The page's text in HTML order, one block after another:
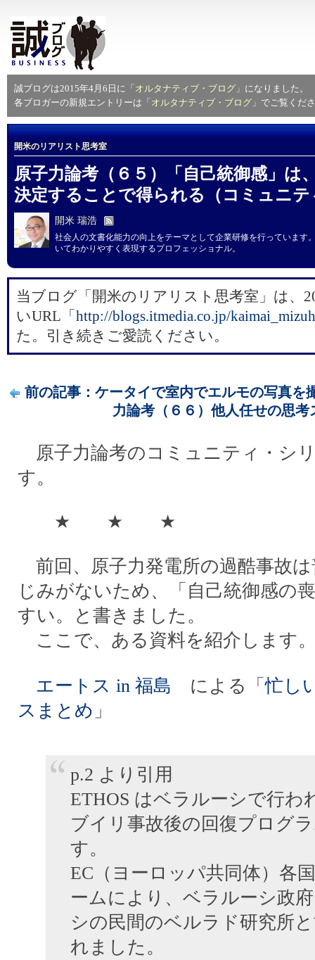
誠ブログは2015年4月6日に「 オルタナティブ・ブログ 」になりました。
各ブロガーの新規エントリーは「 オルタナティブ・ブログ 」でご覧くだ
開米のリアリスト思考室
原子力論考（６５）「自己統御感」は
決定することで得られる（コミュニ
開米 瑞浩
社会人の文書化能力の向上をテーマとして企業研修を行っています
いてわかりやすく表現するプロフェッショナル。
当ブログ「開米のリアリスト思考室」は、
いURL「 ​http://blogs.itmedia.co.jp/
た。引き続きご愛読ください。
前の記事：ケータイで室内でエルモの写真を
力論考（６６）他人任せの思考
原子力論考のコミュニティ・シ
す。
★ ★ ★
前回、原子力発電所の過酷事故
じみがないため、「自己統御感の
すい。と書きました。
ここで、ある資料を紹介します
エートス in 福島 による「忙し
スまとめ 」
p.2 より引用
ETHOS はベラルーシで行わ
ブイリ事故後の回復プログ
す。
EC（ヨーロッパ共同体）各
ームにより、ベラルーシ政
シの民間のベルラド研究所
れました。